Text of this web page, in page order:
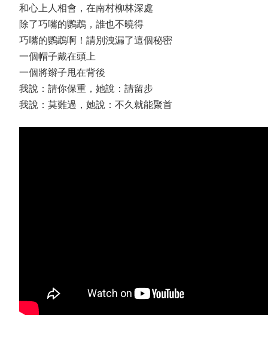
和心上人相會，在南村柳林深處
除了巧嘴的鸚鵡，誰也不曉得
巧嘴的鸚鵡啊！請別洩漏了這個秘密
一個帽子戴在頭上
一個將辮子甩在背後
我說：請你保重，她說：請留步
我說：莫難過，她說：不久就能聚首